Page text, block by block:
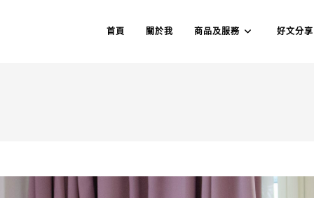
首頁 關於我 商品及服務 好文分享